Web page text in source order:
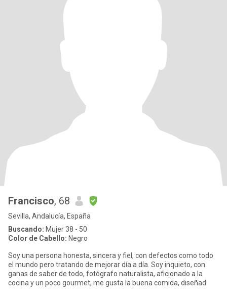
Francisco, 68
Sevilla, Andalucía, España
Buscando: Mujer 38 - 50
Color de Cabello: Negro
Soy una persona honesta, sincera y fiel, con defectos como todo
el mundo pero tratando de mejorar día a día. Soy inquieto, con
ganas de saber de todo, fotógrafo naturalista, aficionado a la
cocina y un poco gourmet, me gusta la buena comida, diseñad